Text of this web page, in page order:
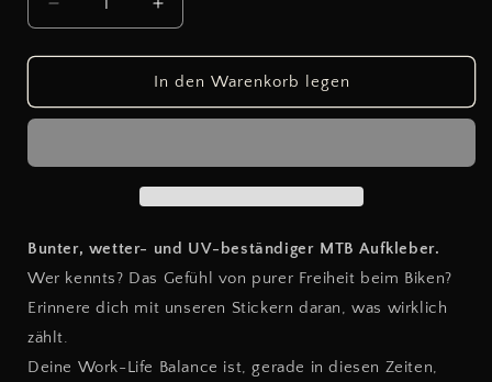
Verringere
die
Menge
HAPPY
Erhöhe
die
Menge
für
HAPPY
In den Warenkorb legen
Bunter, wetter- und UV-beständiger MTB Aufkleber.
Wer kennts? Das Gefühl von purer Freiheit beim Biken?
Erinnere dich mit unseren Stickern daran, was wirklich
zählt.
Deine Work-Life Balance ist, gerade in diesen Zeiten,